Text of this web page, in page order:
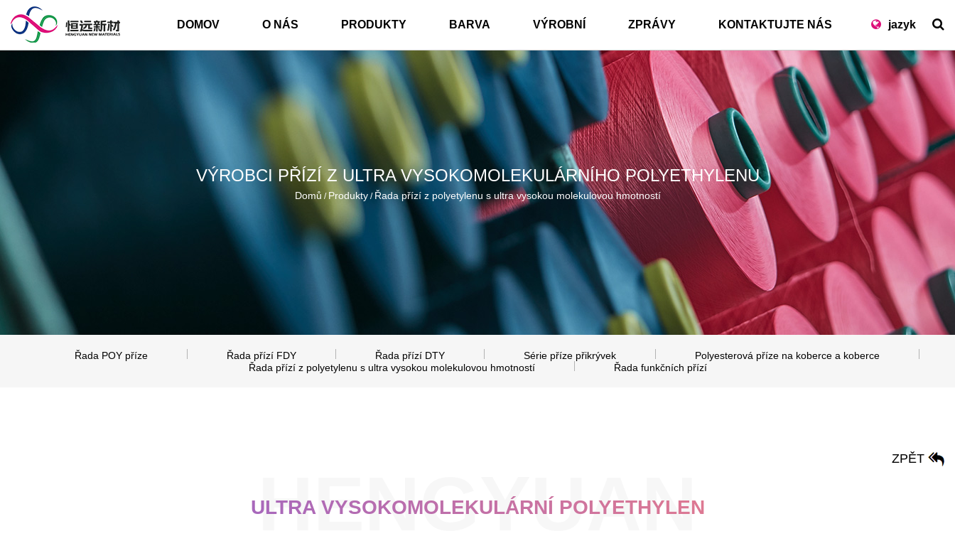
jazyk
DOMOV O NÁS PRODUKTY BARVA VÝROBNÍ ZPRÁVY KONTAKTUJTE NÁS
VÝROBCI PŘÍZÍ Z ULTRA VYSOKOMOLEKULÁRNÍHO POLYETHYLENU
Domů / Produkty/ Řada přízí z polyetylenu s ultra vysokou molekulovou hmotností
Řada POY příze Řada přízí FDY Řada přízí DTY Série příze přikrývek
Polyesterová příze na koberce a koberce
Řada přízí z polyetylenu s ultra vysokou molekulovou hmotností
Řada funkčních přízí
ZPĚT
ULTRA VYSOKOMOLEKULÁRNÍ POLYETHYLEN